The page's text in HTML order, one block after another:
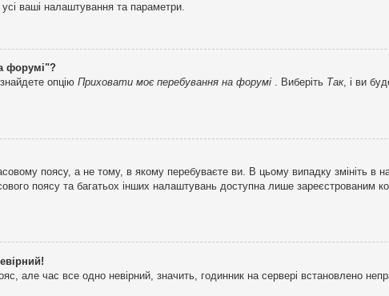
ваші налаштування та параметри.
форумі"?
опцію Приховати моє перебування на форумі . Виберіть Так, і ви
поясу, а не тому, в якому перебуваєте ви. В цьому випадку змініть в
поясу та багатьох інших налаштувань доступна лише зареєстрованим
але час все одно невірний, значить, годинник на сервері встановлено